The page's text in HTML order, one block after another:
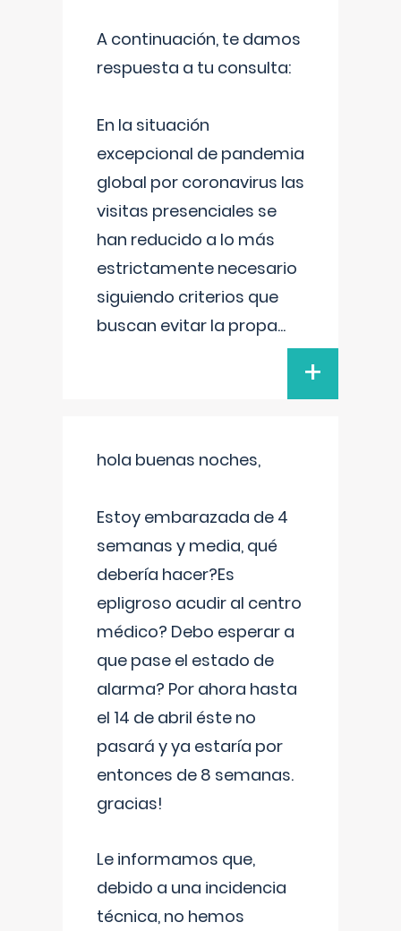
A continuación, te damos
respuesta a tu consulta:
En la situación
excepcional de pandemia
global por coronavirus las
visitas presenciales se
han reducido a lo más
estrictamente necesario
siguiendo criterios que
buscan evitar la propa...
+
hola buenas noches,
Estoy embarazada de 4
semanas y media, qué
debería hacer?Es
epligroso acudir al centro
médico? Debo esperar a
que pase el estado de
alarma? Por ahora hasta
el 14 de abril éste no
pasará y ya estaría por
entonces de 8 semanas.
gracias!
Le informamos que,
debido a una incidencia
técnica, no hemos